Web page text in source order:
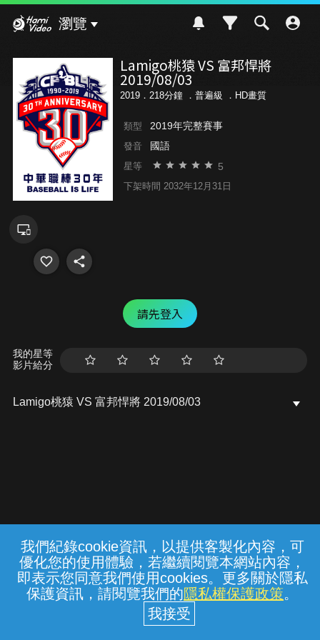
我們紀錄cookie資訊，以提供客製化內容，可
優化您的使用體驗，若繼續閱覽本網站內容，
即表示您同意我們使用cookies。更多關於隱私
保護資訊，請閱覽我們的隱私權保護政策。
瀏覽
Lamigo桃猿 VS 富邦悍將
2019/08/03
2019．218分鐘 ． 普遍級 ．HD畫質
類型 2019年完整賽事
發音 國語
星等 5
下架時間 2032年12月31日
請先登入
我的星等
影片給分
Lamigo桃猿 VS 富邦悍將 2019/08/03
常見問題 線上客服 服務條款 隱私權保護
中華電信股份有限公司個人家庭分公司
(統一編號：96979949) © 2026
{{notifyMsg}}